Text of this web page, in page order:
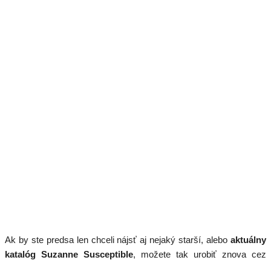
Ak by ste predsa len chceli nájsť aj nejaký starší, alebo aktuálny
katalóg Suzanne Susceptible, možete tak urobiť znova cez